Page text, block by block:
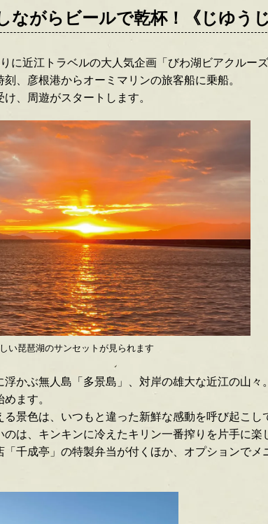
ながらビールで乾杯！《じゆう
に近江トラベルの大人気企画「びわ湖ビアクルー
刻、彦根港からオーミマリンの旅客船に乗船。
、周遊がスタートします。
い琵琶湖のサンセットが見られます
浮かぶ無人島「多景島」、対岸の雄大な近江の山
ます。
る景色は、いつもと違った新鮮な感動を呼び起こし
のは、キンキンに冷えたキリン一番搾りを片手に楽
「千成亭」の特製弁当が付くほか、オプションで